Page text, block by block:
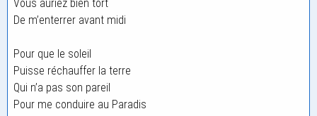
Vous auriez bien tort
De m’enterrer avant midi
Pour que le soleil
Puisse réchauffer la terre
Qui n’a pas son pareil
Pour me conduire au Paradis